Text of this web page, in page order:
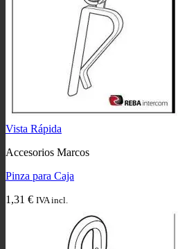
Vista Rápida
Accesorios Marcos
Pinza para Caja
1,31 € IVA incl.